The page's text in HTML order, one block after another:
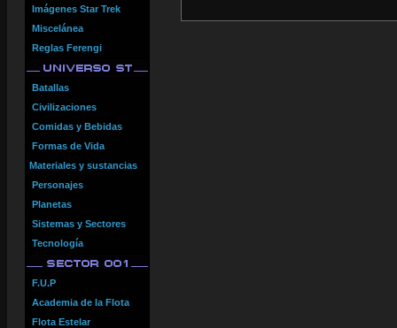
Imágenes Star Trek
Miscelánea
Reglas Ferengi
Batallas
Civilizaciones
Comidas y Bebidas
Formas de Vida
Materiales y sustancias
Personajes
Planetas
Sistemas y Sectores
Tecnología
F.U.P
Academia de la Flota
Flota Estelar